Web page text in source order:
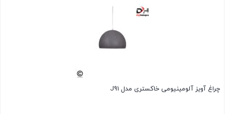
چراغ آویز آلومینیومی خاکستری مدل J91